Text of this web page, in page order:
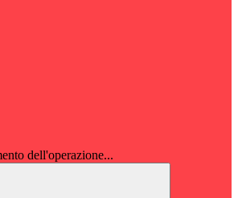
dell'operazione...